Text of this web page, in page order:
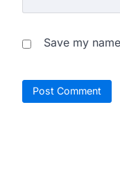
Save my